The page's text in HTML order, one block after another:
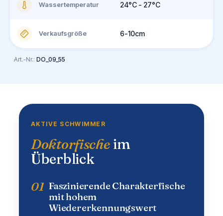
Wassertemperatur 24°C - 27°C
Verkaufsgröße 6-10cm
Art.-Nr.: DO_09_55
AKTIVE SCHWIMMER
Doktorfische im
Überblick
01 Faszinierende Charakterfische
mit hohem
Wiedererkennungswert